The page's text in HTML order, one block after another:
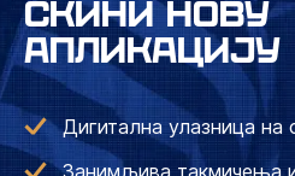
СКИНИ НОВУ
АПЛИКАЦИЈУ
Дигитална улазница на
Занимљива такмичења